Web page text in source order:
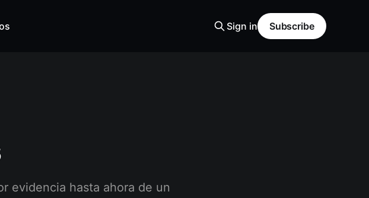
Sign in Subscribe
evidencia hasta ahora de un